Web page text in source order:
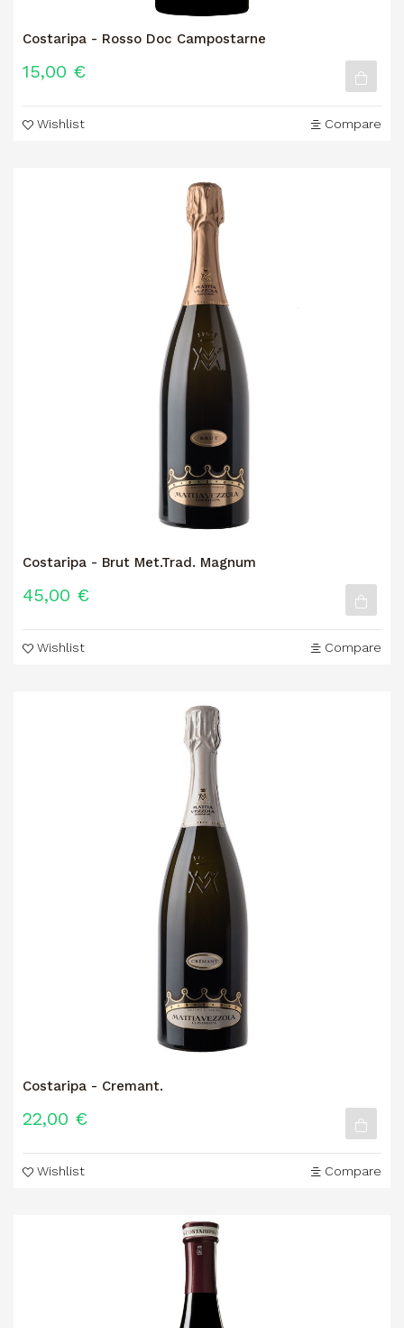
Costaripa - Rosso Doc Campostarne
15,00 €
Wishlist Compare
Costaripa - Brut Met.Trad. Magnum
45,00 €
Wishlist Compare
Costaripa - Cremant.
22,00 €
Wishlist Compare